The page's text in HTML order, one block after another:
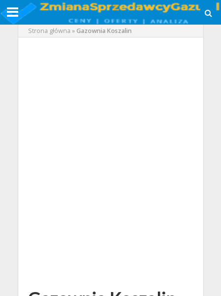
Strona główna »Gazownia Koszalin